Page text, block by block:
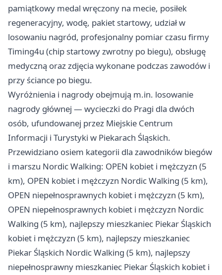
pamiątkowy medal wręczony na mecie, posiłek
regeneracyjny, wodę, pakiet startowy, udział w
losowaniu nagród, profesjonalny pomiar czasu firmy
Timing4u (chip startowy zwrotny po biegu), obsługę
medyczną oraz zdjęcia wykonane podczas zawodów i
przy ściance po biegu.
Wyróżnienia i nagrody obejmują m.in. losowanie
nagrody głównej — wycieczki do Pragi dla dwóch
osób, ufundowanej przez Miejskie Centrum
Informacji i Turystyki w Piekarach Śląskich.
Przewidziano osiem kategorii dla zawodników biegów
i marszu Nordic Walking: OPEN kobiet i mężczyzn (5
km), OPEN kobiet i mężczyzn Nordic Walking (5 km),
OPEN niepełnosprawnych kobiet i mężczyzn (5 km),
OPEN niepełnosprawnych kobiet i mężczyzn Nordic
Walking (5 km), najlepszy mieszkaniec Piekar Śląskich
kobiet i mężczyzn (5 km), najlepszy mieszkaniec
Piekar Śląskich Nordic Walking (5 km), najlepszy
niepełnosprawny mieszkaniec Piekar Śląskich kobiet i